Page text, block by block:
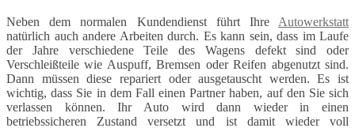
Neben dem normalen Kundendienst führt Ihre Autowerkstatt
natürlich auch andere Arbeiten durch. Es kann sein, dass im Laufe
der Jahre verschiedene Teile des Wagens defekt sind oder
Verschleißteile wie Auspuff, Bremsen oder Reifen abgenutzt sind.
Dann müssen diese repariert oder ausgetauscht werden. Es ist
wichtig, dass Sie in dem Fall einen Partner haben, auf den Sie sich
verlassen können. Ihr Auto wird dann wieder in einen
betriebssicheren Zustand versetzt und ist damit wieder voll